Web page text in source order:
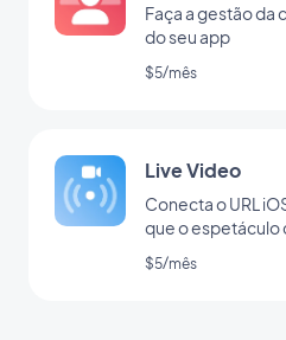
Faça a gestão da
do seu app
$5/mês
Live Video
Conecta o URL
que o espetáculo
$5/mês